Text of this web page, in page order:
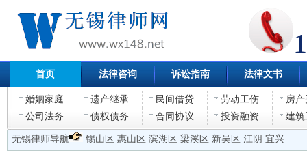
首页 法律咨询 诉讼指南 法律文书
婚姻家庭 遗产继承 民间借贷 劳动工伤
房
公司法务
债权债务 合同协议 投资融资 建筑
无锡律师导航 锡山区 惠山区 滨湖区 梁溪区 新吴区 江阴 宜兴